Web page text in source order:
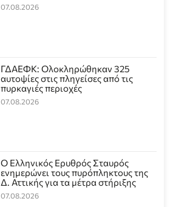
07.08.2026
ΓΔΑΕΦΚ: Ολοκληρώθηκαν 325
αυτοψίες στις πληγείσες από τις
πυρκαγιές περιοχές
07.08.2026
Ο Ελληνικός Ερυθρός Σταυρός
ενημερώνει τους πυρόπληκτους της
Δ. Αττικής για τα μέτρα στήριξης
07.08.2026